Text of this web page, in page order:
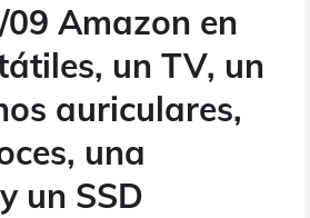
Amazon en
un TV, un
auriculares,
una
un SSD